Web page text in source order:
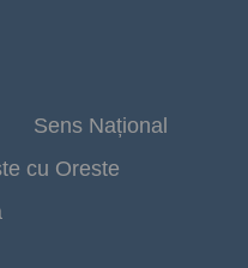
Sens Național
cu Oreste